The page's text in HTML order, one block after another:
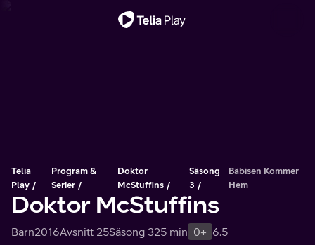
Telia
Play
Program &
Serier
Doktor
McStuffins
Säsong
3
Bäbisen Kommer
Hem
Doktor McStuffins
Barn2016Avsnitt 25Säsong 325 min 0+ 6.5